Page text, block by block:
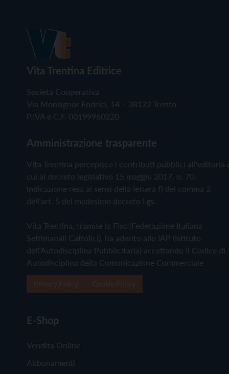
Vita Trentina Editrice
Società Cooperativa
Via Monsignor Endrici, 14 – 38122 Trento
P.IVA e C.F. 00199960220
Amministrazione trasparente
Vita Trentina percepisce i contributi pubblici all'editoria
cui al decreto legislativo 15 maggio 2017, n. 70.
Indicazione resa ai sensi della lettera f) del comma 2
dell'art. 5 del medesimo decreto Lgs.
Vita Trentina, tramite la Fisc (Federazione Italiana
Settimanali Cattolici), ha aderito allo IAP (Istituto
dell'Autodisciplina Pubblicitaria) accettando il Codice di
Autodisciplina della Comunicazione Commerciale
E-Shop
Vendita Online
Abbonamenti